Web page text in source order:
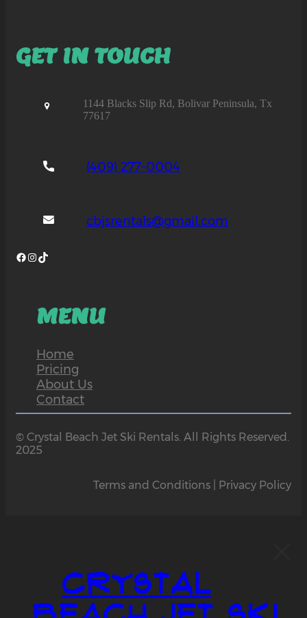
GET IN TOUCH
1144 Blacks Slip Rd, Bolivar Peninsula, Tx
77617
(409) 277-0004
cbjsrentals@gmail.com
Facebook Instagram TikTok
MENU
Home
Pricing
About Us
Contact
© Crystal Beach Jet Ski Rentals. All Rights Reserved.
2025
Terms and Conditions | Privacy Policy
Crystal